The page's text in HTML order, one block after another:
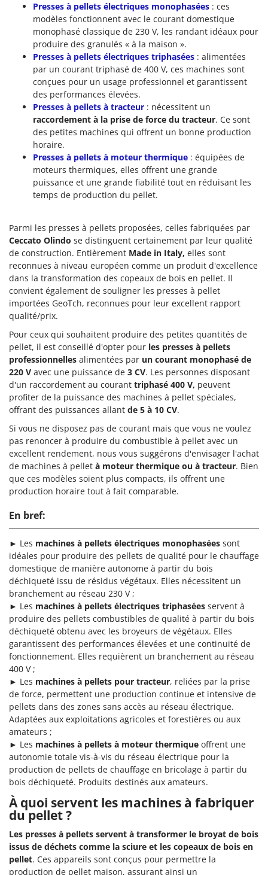
Presses à pellets électriques monophasées : ces
modèles fonctionnent avec le courant domestique
monophasé classique de 230 V, les randant idéaux pour
produire des granulés « à la maison ».
Presses à pellets électriques triphasées : alimentées
par un courant triphasé de 400 V, ces machines sont
conçues pour un usage professionnel et garantissent
des performances élevées.
Presses à pellets à tracteur : nécessitent un
raccordement à la prise de force du tracteur. Ce sont
des petites machines qui offrent un bonne production
horaire.
Presses à pellets à moteur thermique : équipées de
moteurs thermiques, elles offrent une grande
puissance et une grande fiabilité tout en réduisant les
temps de production du pellet.
Parmi les presses à pellets proposées, celles fabriquées par
Ceccato Olindo se distinguent certainement par leur qualité
de construction. Entièrement Made in Italy, elles sont
reconnues à niveau européen comme un produit d'excellence
dans la transformation des copeaux de bois en pellet. Il
convient également de souligner les presses à pellet
importées GeoTch, reconnues pour leur excellent rapport
qualité/prix.
Pour ceux qui souhaitent produire des petites quantités de
pellet, il est conseillé d'opter pour les presses à pellets
professionnelles alimentées par un courant monophasé de
220 V avec une puissance de 3 CV. Les personnes disposant
d'un raccordement au courant triphasé 400 V, peuvent
profiter de la puissance des machines à pellet spéciales,
offrant des puissances allant de 5 à 10 CV.
Si vous ne disposez pas de courant mais que vous ne voulez
pas renoncer à produire du combustible à pellet avec un
excellent rendement, nous vous suggérons d'envisager l'achat
de machines à pellet à moteur thermique ou à tracteur. Bien
que ces modèles soient plus compacts, ils offrent une
production horaire tout à fait comparable.
En bref:
► Les machines à pellets électriques monophasées sont
idéales pour produire des pellets de qualité pour le chauffage
domestique de manière autonome à partir du bois
déchiqueté issu de résidus végétaux. Elles nécessitent un
branchement au réseau 230 V ;
► Les machines à pellets électriques triphasées servent à
produire des pellets combustibles de qualité à partir du bois
déchiqueté obtenu avec les broyeurs de végétaux. Elles
garantissent des performances élevées et une continuité de
fonctionnement. Elles requièrent un branchement au réseau
400 V ;
► Les machines à pellets pour tracteur, reliées par la prise
de force, permettent une production continue et intensive de
pellets dans des zones sans accès au réseau électrique.
Adaptées aux exploitations agricoles et forestières ou aux
amateurs ;
► Les machines à pellets à moteur thermique offrent une
autonomie totale vis-à-vis du réseau électrique pour la
production de pellets de chauffage en bricolage à partir du
bois déchiqueté. Produits destinés aux amateurs.
À quoi servent les machines à fabriquer
du pellet ?
Les presses à pellets servent à transformer le broyat de bois
issus de déchets comme la sciure et les copeaux de bois en
pellet. Ces appareils sont conçus pour permettre la
production de pellet maison, assurant ainsi un